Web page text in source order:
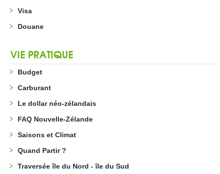
Visa
Douane
VIE PRATIQUE
Budget
Carburant
Le dollar néo-zélandais
FAQ Nouvelle-Zélande
Saisons et Climat
Quand Partir ?
Traversée île du Nord - île du Sud